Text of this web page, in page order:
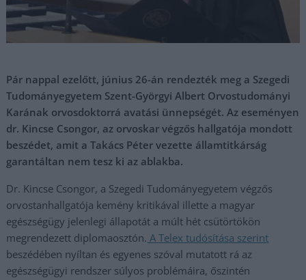
Pár nappal ezelőtt, június 26-án rendezték meg a Szegedi
Tudományegyetem Szent-Györgyi Albert Orvostudományi
Karának orvosdoktorrá avatási ünnepségét. Az eseményen
dr. Kincse Csongor, az orvoskar végzős hallgatója mondott
beszédet, amit a Takács Péter vezette államtitkárság
garantáltan nem tesz ki az ablakba.
Dr. Kincse Csongor, a Szegedi Tudományegyetem végzős
orvostanhallgatója kemény kritikával illette a magyar
egészségügy jelenlegi állapotát a múlt hét csütörtökön
megrendezett diplomaosztón. A Telex tudósítása szerint
beszédében nyíltan és egyenes szóval mutatott rá az
egészségügyi rendszer súlyos problémáira, őszintén